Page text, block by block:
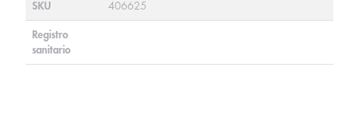
SKU 406625
Registro
sanitario